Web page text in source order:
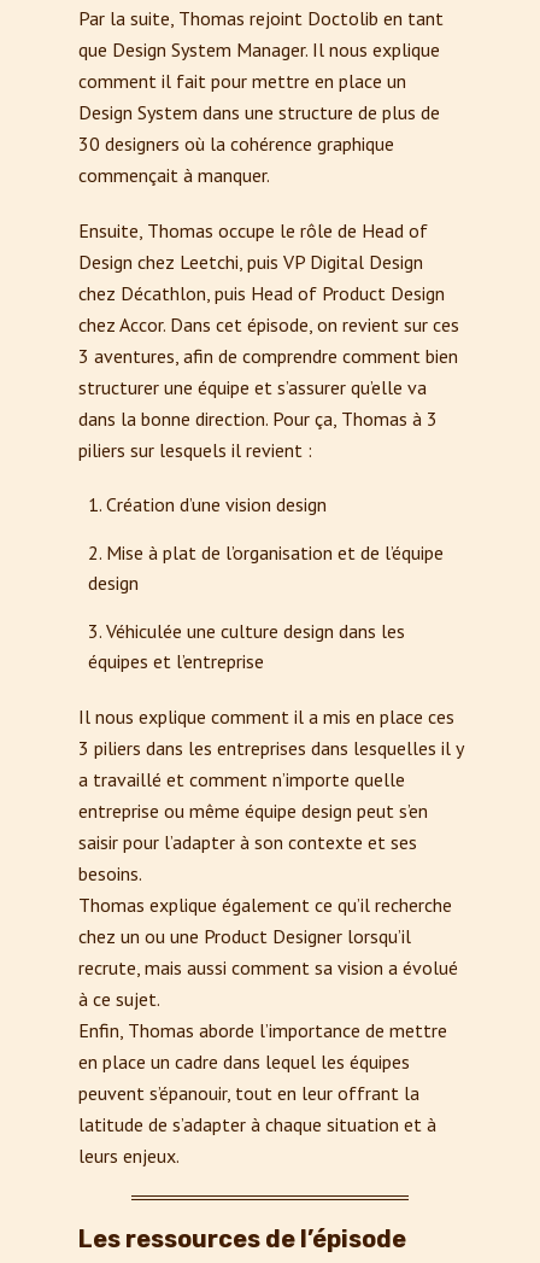
Par la suite, Thomas rejoint Doctolib en tant
que Design System Manager. Il nous explique
comment il fait pour mettre en place un
Design System dans une structure de plus de
30 designers où la cohérence graphique
commençait à manquer.
Ensuite, Thomas occupe le rôle de Head of
Design chez Leetchi, puis VP Digital Design
chez Décathlon, puis Head of Product Design
chez Accor. Dans cet épisode, on revient sur ces
3 aventures, afin de comprendre comment bien
structurer une équipe et s’assurer qu’elle va
dans la bonne direction. Pour ça, Thomas à 3
piliers sur lesquels il revient :
Création d’une vision design
Mise à plat de l’organisation et de l’équipe
design
Véhiculée une culture design dans les
équipes et l’entreprise
Il nous explique comment il a mis en place ces
3 piliers dans les entreprises dans lesquelles il y
a travaillé et comment n’importe quelle
entreprise ou même équipe design peut s’en
saisir pour l’adapter à son contexte et ses
besoins.
Thomas explique également ce qu’il recherche
chez un ou une Product Designer lorsqu’il
recrute, mais aussi comment sa vision a évolué
à ce sujet.
Enfin, Thomas aborde l’importance de mettre
en place un cadre dans lequel les équipes
peuvent s’épanouir, tout en leur offrant la
latitude de s’adapter à chaque situation et à
leurs enjeux.
Les ressources de l’épisode